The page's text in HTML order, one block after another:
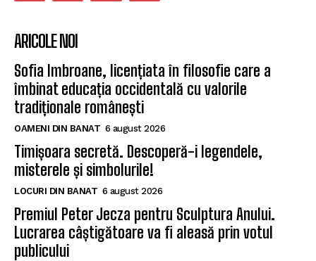
ARICOLE NOI
Sofia Imbroane, licențiata în filosofie care a
îmbinat educația occidentală cu valorile
tradiționale românești
OAMENI DIN BANAT 6 august 2026
Timișoara secretă. Descoperă-i legendele,
misterele și simbolurile!
LOCURI DIN BANAT 6 august 2026
Premiul Peter Jecza pentru Sculptura Anului.
Lucrarea câștigătoare va fi aleasă prin votul
publicului